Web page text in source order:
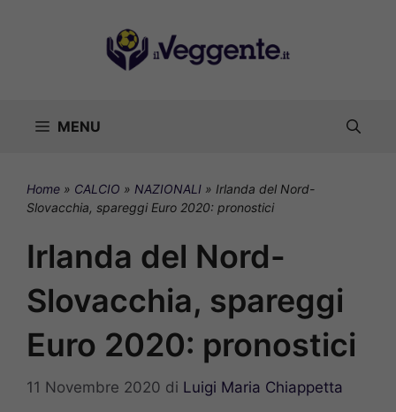
MENU
Home » CALCIO » NAZIONALI » Irlanda del Nord-
Slovacchia, spareggi Euro 2020: pronostici
Irlanda del Nord-
Slovacchia, spareggi
Euro 2020: pronostici
11 Novembre 2020 di Luigi Maria Chiappetta